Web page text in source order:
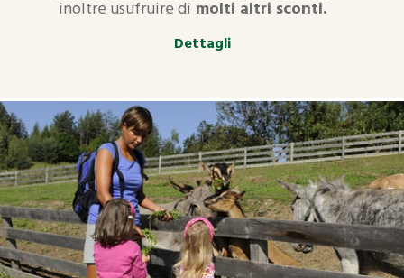
inoltre usufruire di molti altri sconti.
Dettagli